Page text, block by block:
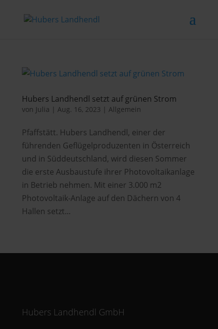
Hubers Landhendl setzt auf grünen Strom
von Julia | Aug. 16, 2023 | Allgemein
Pfaffstätt. Hubers Landhendl, einer der
führenden Geflügelproduzenten in Österreich
und in Süddeutschland, wird diesen Sommer
die erste Ausbaustufe ihrer Photovoltaikanlage
in Betrieb nehmen. Mit einer 3.000 m2
Photovoltaik-Anlage auf den Dächern von 4
Hallen setzt...
Hubers Landhendl GmbH